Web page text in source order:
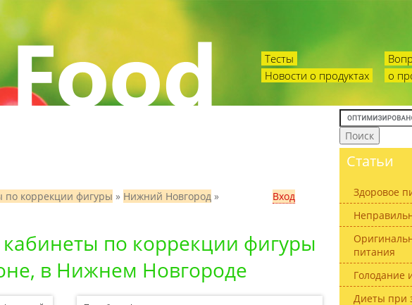
Тесты
Новости о продуктах
о
Статьи
Здоровое
питания
Голодание
Диеты при
по коррекции фигуры » Нижний Новгород »
Вход
кабинеты по коррекции фигуры
в Нижнем Новгороде